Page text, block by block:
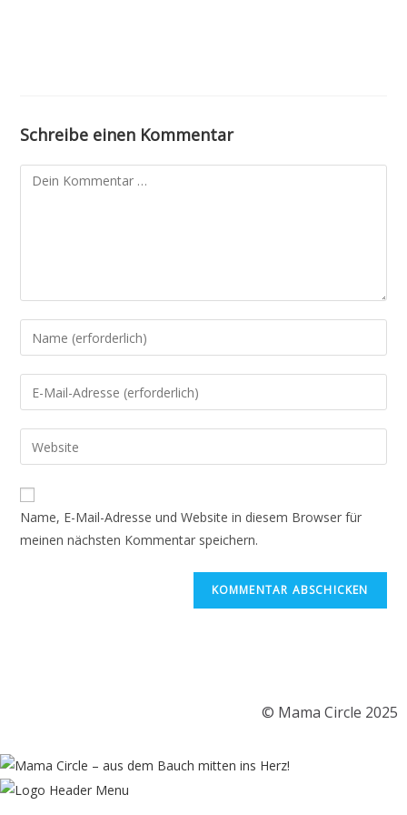
Schreibe einen Kommentar
Name, E-Mail-Adresse und Website in diesem Browser für
meinen nächsten Kommentar speichern.
© Mama Circle 2025